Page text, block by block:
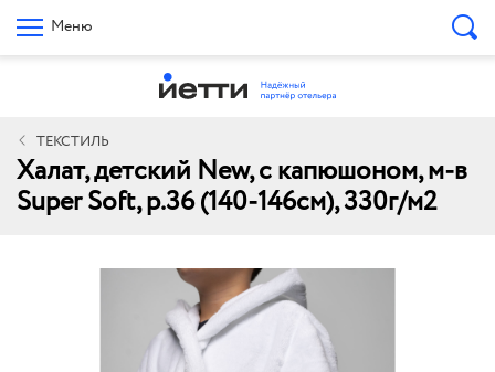
Меню
ТЕКСТИЛЬ
Халат, детский New, с капюшоном, м-в
Super Soft, р.36 (140-146см), 330г/м2